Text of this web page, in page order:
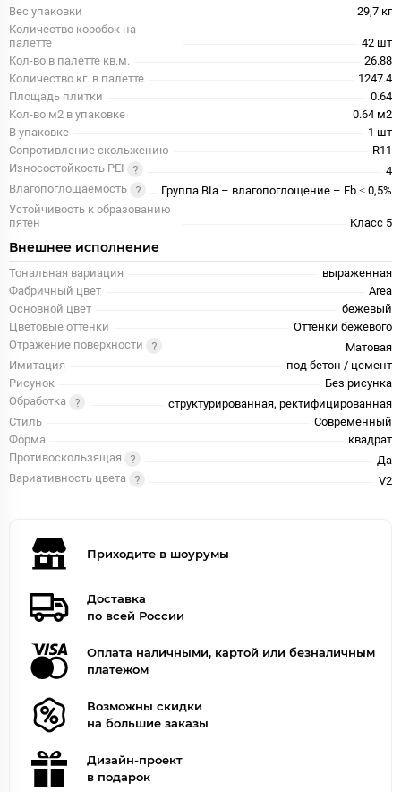
Вес упаковки
29,7 кг
Количество коробок на
палетте
42 шт
Кол-во в палетте кв.м.
26.88
Количество кг. в палетте
1247.4
Площадь плитки
0.64
Кол-во м2 в упаковке
0.64 м2
В упаковке
1 шт
Сопротивление скольжению
R11
Износостойкость PEI
4
Влагопоглощаемость
Группа BIa – влагопоглощение – Eb ≤ 0,5%
Устойчивость к образованию
пятен
Класс 5
Внешнее исполнение
Тональная вариация
выраженная
Фабричный цвет
Area
Основной цвет
бежевый
Цветовые оттенки
Оттенки бежевого
Отражение поверхности
Матовая
Имитация
под бетон / цемент
Рисунок
Без рисунка
Обработка
структурированная, ректифицированная
Стиль
Современный
Форма
квадрат
Противоскользящая
Да
Вариативность цвета
V2
Приходите в шоурумы
Доставка
по всей России
Оплата наличными, картой или безналичным
платежом
Возможны скидки
на большие заказы
Дизайн-проект
в подарок